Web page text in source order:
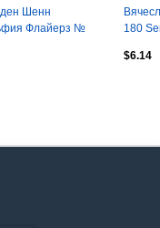
Шенн
Флайерз №
180
$6.14